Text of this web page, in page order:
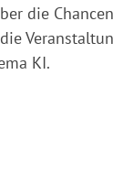
die
KI.